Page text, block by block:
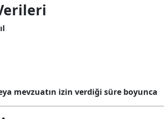
mevzuatın izin verdiği süre boyunca